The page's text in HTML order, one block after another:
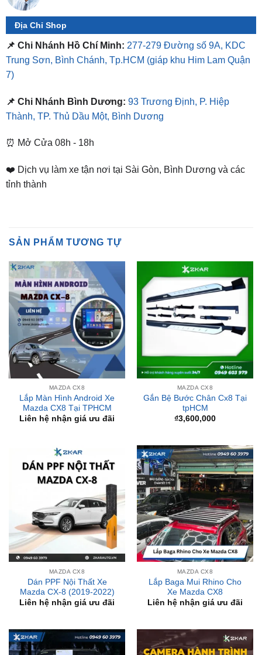
📌 Chi Nhánh Hồ Chí Minh: 277-279 Đường số 9A, KDC
Trung Sơn, Bình Chánh, Tp.HCM
7)
📌 Chi Nhánh Bình Dương:
⏰ Mở Cửa 08h - 18h
❤️ Dịch vụ làm xe tận nơi tại Sài Gòn, Bình Dương và các
MAZDA CX8
Lắp Màn Hình Android Xe
Mazda CX8 Tại TPHCM
Liên hệ nhận giá ưu đãi
MAZDA CX8
Gắn Bệ Bước Chân Cx8 Tại
tpHCM
₫3,600,000
MAZDA CX8
Dán PPF Nội Thất Xe
Mazda CX-8 (2019-2022)
Liên hệ nhận giá ưu đãi
MAZDA CX8
Lắp Baga Mui Rhino Cho
Xe Mazda CX8
Liên hệ nhận giá ưu đãi